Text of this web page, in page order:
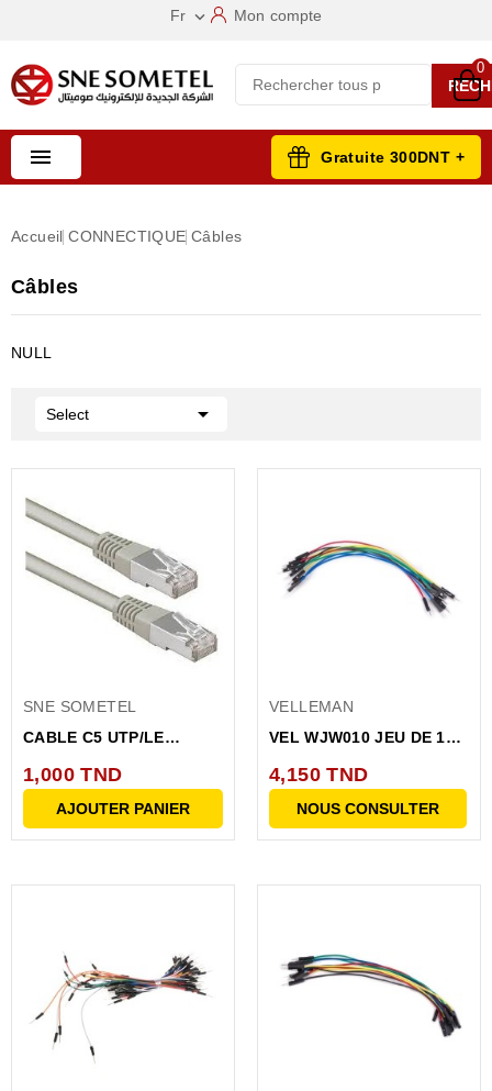
Fr  Mon compte
0
 Gratuite 300DNT +
Accueil CONNECTIQUE Câbles
Câbles
NULL
Select 
SNE SOMETEL
CABLE C5 UTP/LE
1,000 TND
AJOUTER PANIER
VELLEMAN
VEL WJW010 JEU DE 10
4,150 TND
NOUS CONSULTER